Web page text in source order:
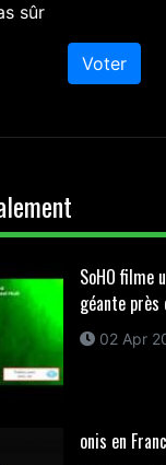
sûr
Voter
SoHO filme
géante près
02 Apr
onis en